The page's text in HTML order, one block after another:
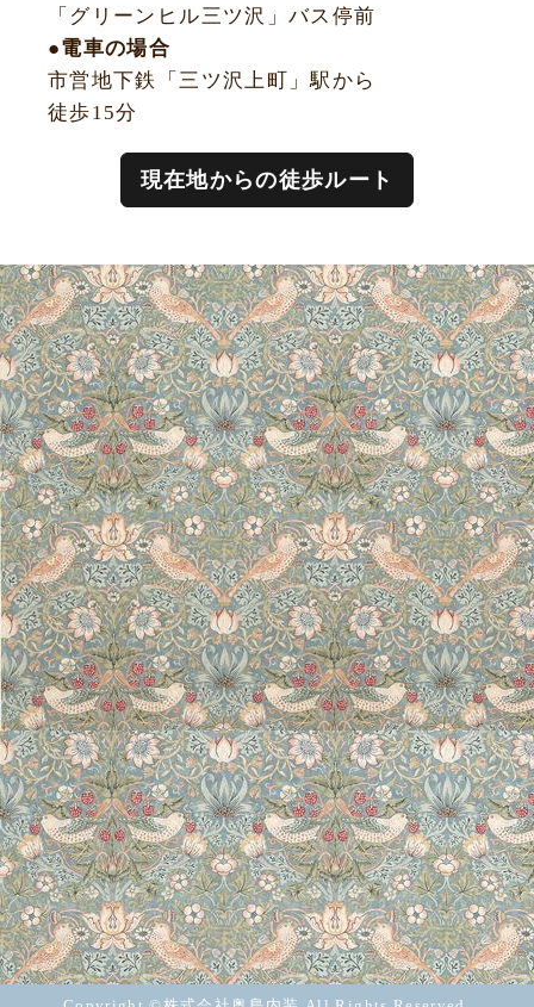
「グリーンヒル三ツ沢」バス停前
●電車の場合
市営地下鉄「三ツ沢上町」駅から
徒歩15分
現在地からの徒歩ルート